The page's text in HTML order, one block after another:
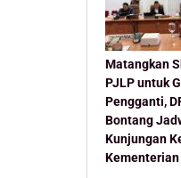
Matangkan
PJLP untuk
Pengganti,
Bontang
Kunjungan
Kementerian